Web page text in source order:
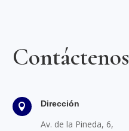
Contáctenos
 Dirección
Av. de la Pineda, 6,